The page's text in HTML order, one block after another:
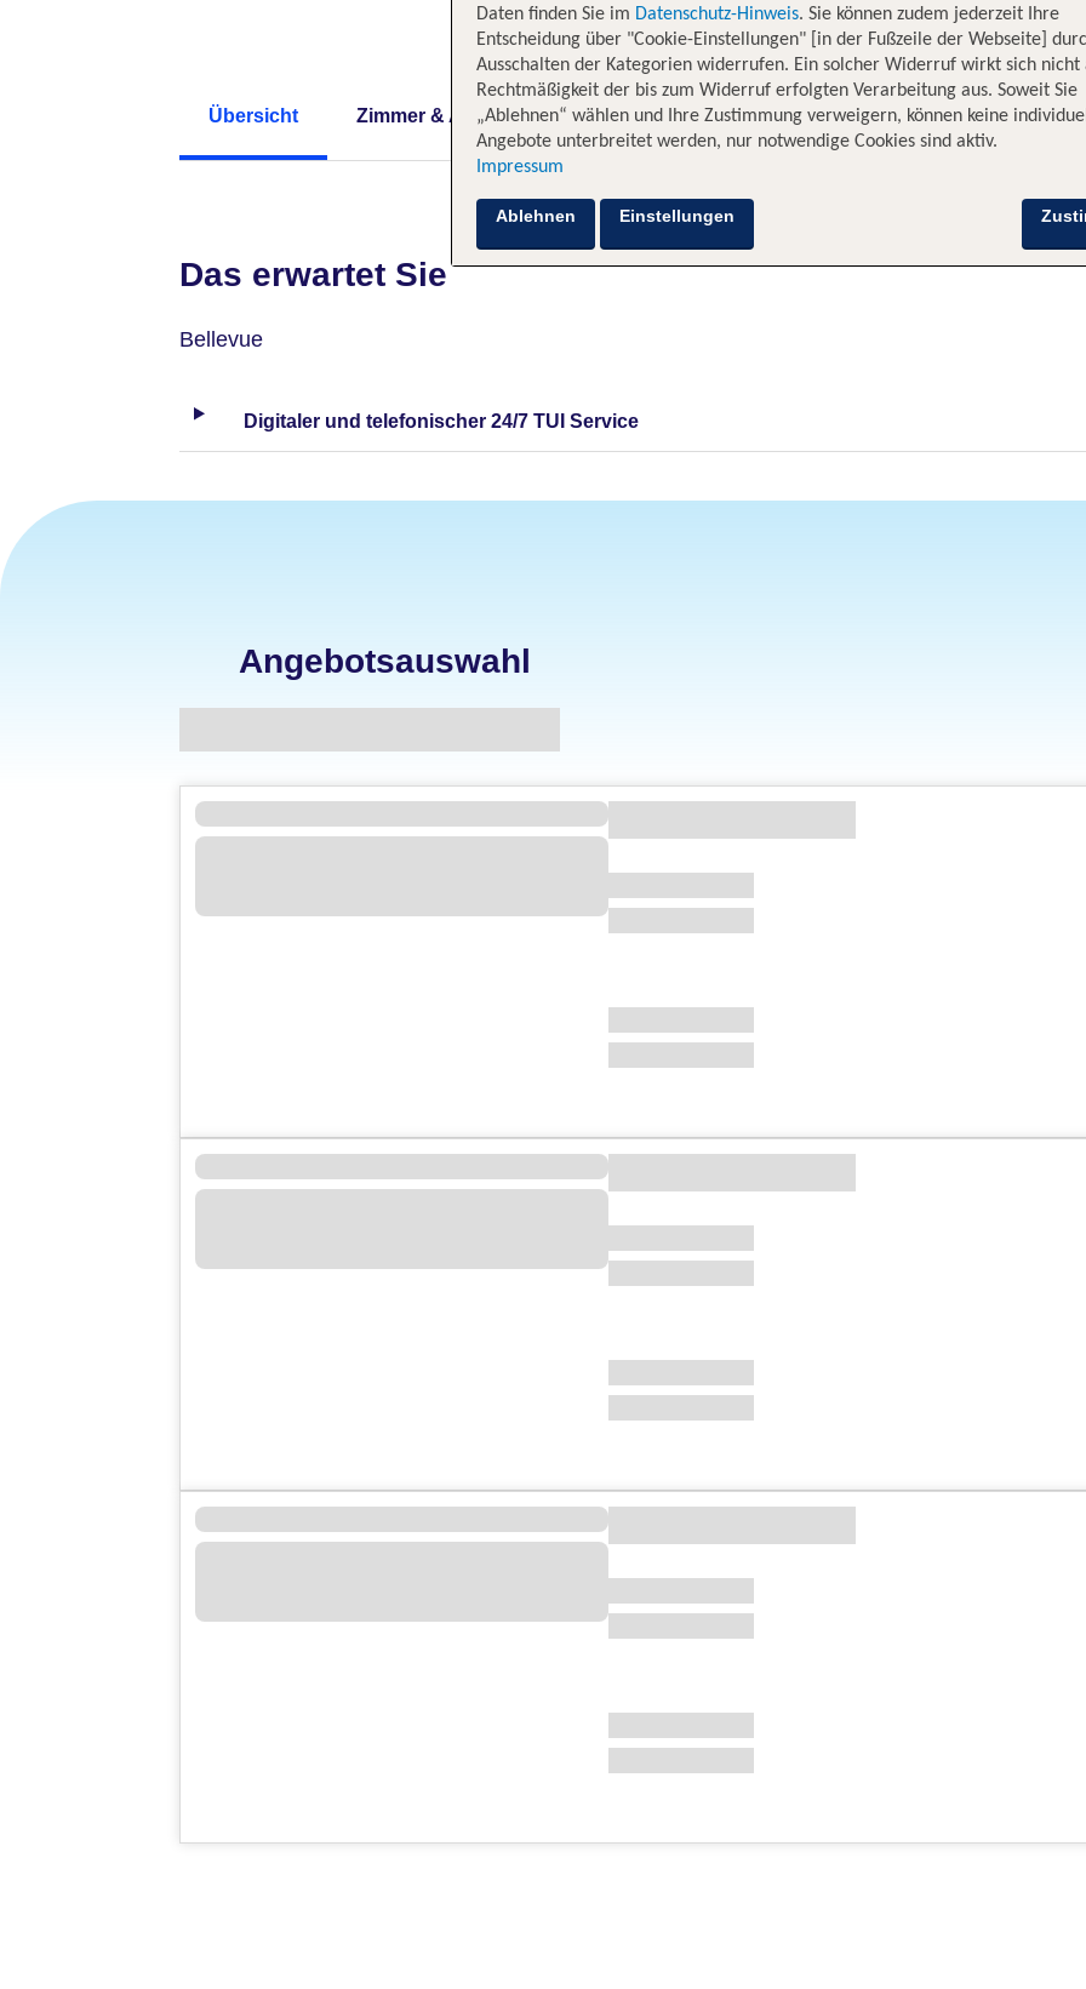
Übersicht Zimmer & Angebote Hotelinformationen Lage Bewertungen
Das erwartet Sie
Bellevue
Digitaler und telefonischer 24/7 TUI Service
Angebotsauswahl
Daten finden Sie im Datenschutz-Hinweis. Sie können zudem jederzeit Ihre
Entscheidung über "Cookie-Einstellungen" [in der Fußzeile der Webseite]
Ausschalten der Kategorien widerrufen. Ein solcher Widerruf wirkt sich nicht
Rechtmäßigkeit der bis zum Widerruf erfolgten Verarbeitung aus. Soweit Sie
„Ablehnen“ wählen und Ihre Zustimmung verweigern, können keine
Angebote unterbreitet werden, nur notwendige Cookies sind aktiv.
Impressum
Ablehnen Einstellungen